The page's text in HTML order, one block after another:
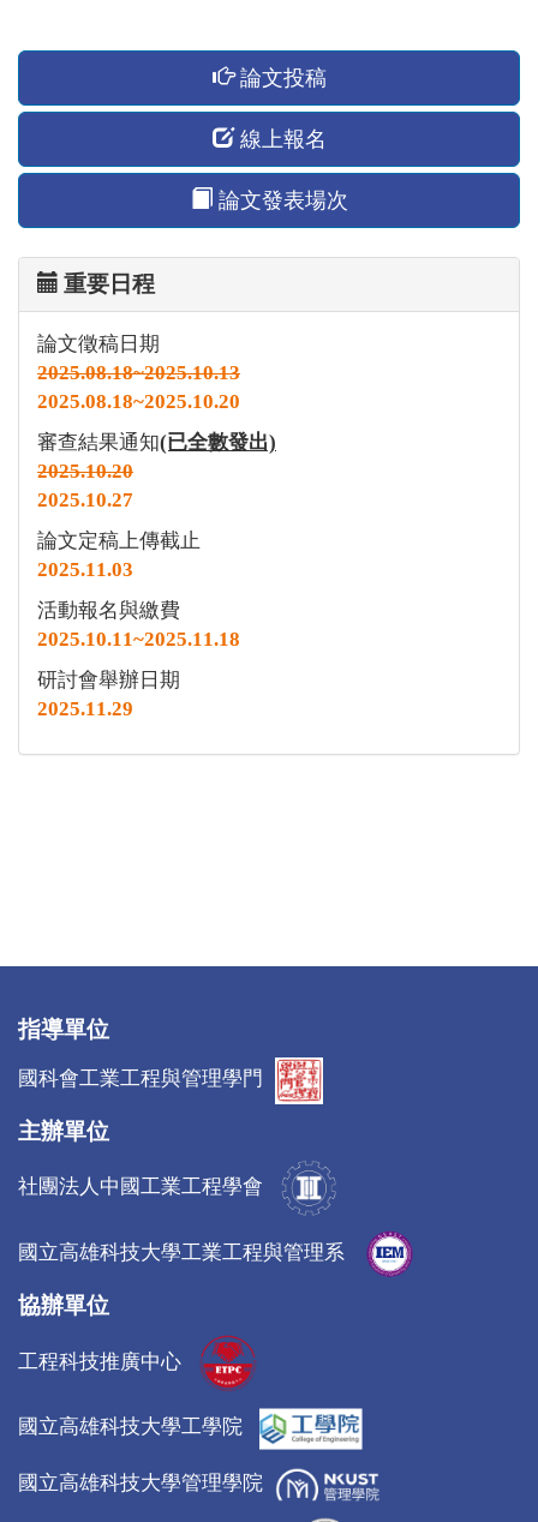
論文投稿
線上報名
論文發表場次
重要日程
論文徵稿日期
2025.08.18~2025.10.13
2025.08.18~2025.10.20
審查結果通知(已全數發出)
2025.10.20
2025.10.27
論文定稿上傳截止
2025.11.03
活動報名與繳費
2025.10.11~2025.11.18
研討會舉辦日期
2025.11.29
指導單位
國科會工業工程與管理學門
主辦單位
社團法人中國工業工程學會
國立高雄科技大學工業工程與管理系
協辦單位
工程科技推廣中心
國立高雄科技大學工學院
國立高雄科技大學管理學院